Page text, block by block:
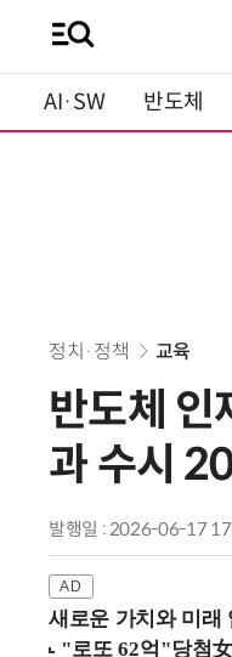
AI·SW 반도체
정치·정책 교육
반도체
과 수시
발행일 : 2026-06-17
새로운 가치와 미래